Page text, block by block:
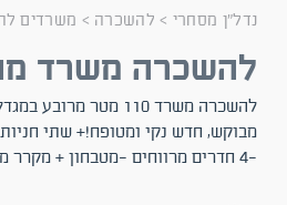
נדל"ן מסחרי > להשכרה > משרדים
להשכרה משרד
מבוקש, חדש נקי ומטופח!+ שתי
-4 חדרים מרווחים -מטבחון + מקרר מתנה